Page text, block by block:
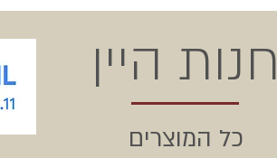
חנות היין
כל המוצרים